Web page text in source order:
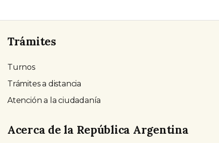
Trámites
Turnos
Trámites a distancia
Atención a la ciudadanía
Acerca de la República Argentina